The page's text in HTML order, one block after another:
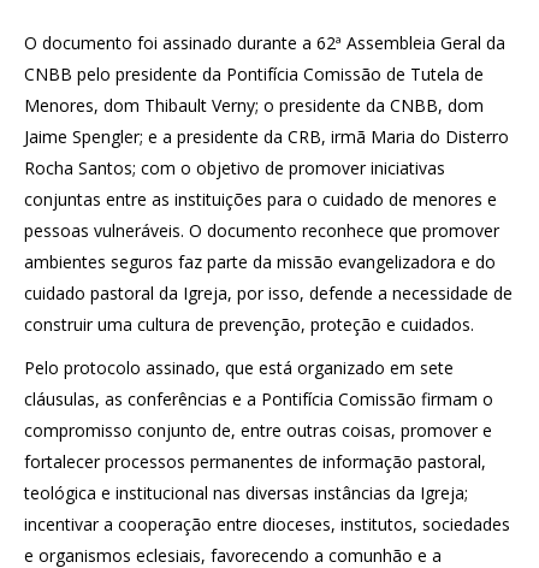
O documento foi assinado durante a 62ª Assembleia Geral da
CNBB pelo presidente da Pontifícia Comissão de Tutela de
Menores, dom Thibault Verny; o presidente da CNBB, dom
Jaime Spengler; e a presidente da CRB, irmã Maria do Disterro
Rocha Santos; com o objetivo de promover iniciativas
conjuntas entre as instituições para o cuidado de menores e
pessoas vulneráveis. O documento reconhece que promover
ambientes seguros faz parte da missão evangelizadora e do
cuidado pastoral da Igreja, por isso, defende a necessidade de
construir uma cultura de prevenção, proteção e cuidados.
Pelo protocolo assinado, que está organizado em sete
cláusulas, as conferências e a Pontifícia Comissão firmam o
compromisso conjunto de, entre outras coisas, promover e
fortalecer processos permanentes de informação pastoral,
teológica e institucional nas diversas instâncias da Igreja;
incentivar a cooperação entre dioceses, institutos, sociedades
e organismos eclesiais, favorecendo a comunhão e a